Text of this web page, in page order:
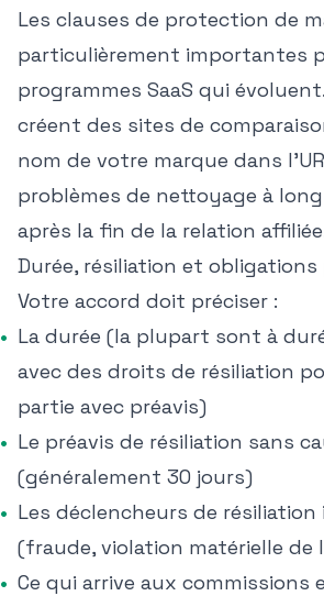
Les clauses de protection de
particulièrement importantes
programmes SaaS qui
créent des sites de
nom de votre marque dans
problèmes de nettoyage à
après la fin de la relation
Durée, résiliation et
Votre accord doit préciser :
La durée (la plupart sont à
avec des droits de résiliation
partie avec préavis)
Le préavis de résiliation sans
(généralement 30 jours)
Les déclencheurs de résiliation
(fraude, violation matérielle de
Ce qui arrive aux commissions